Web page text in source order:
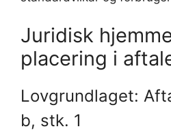
Juridisk
placering i
Lovgrundlaget:
b, stk. 1